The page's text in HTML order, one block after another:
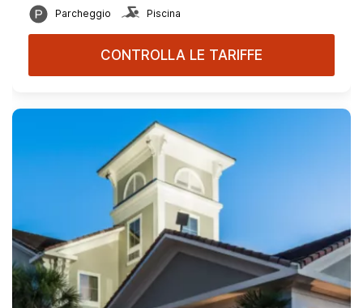
Parcheggio Piscina
CONTROLLA LE TARIFFE